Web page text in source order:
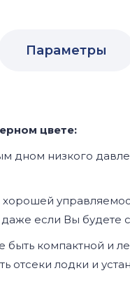
Параметры
цвете:
дном низкого
хорошей
если Вы будете
компактной и
отсеки лодки и